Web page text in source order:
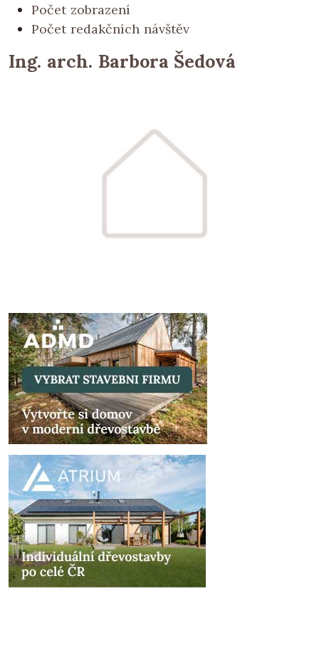
Počet zobrazení
Počet redakčních návštěv
Ing. arch. Barbora Šedová